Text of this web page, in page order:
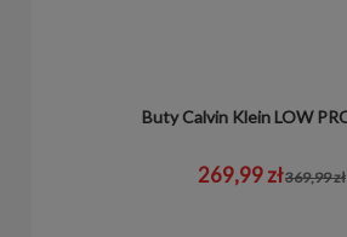
Buty Calvin Klein LOW
269,99 zł369,99 zł